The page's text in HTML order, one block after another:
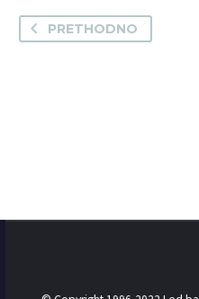
PRETHODNO